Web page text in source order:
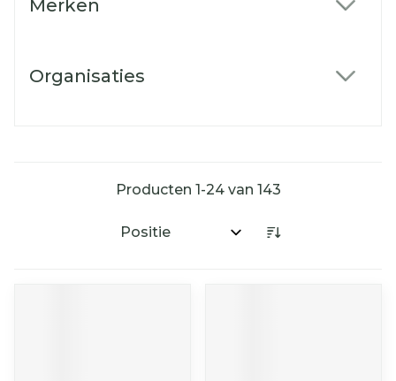
Merken
Organisaties
Producten 1-24van 143
Sorteer op: